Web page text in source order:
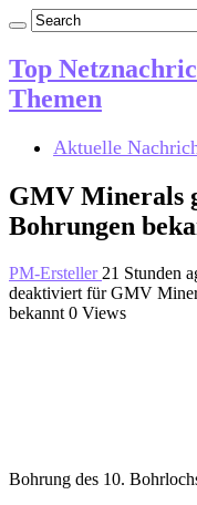
Top
Themen
Aktuelle
GMV Minerals
Bohrungen
PM-Ersteller 21 Stunden
deaktiviert für GMV
bekannt 0 Views
Bohrung des 10.